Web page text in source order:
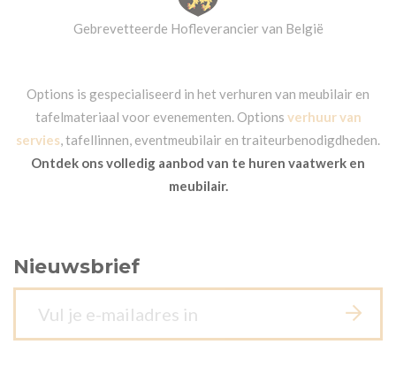
Gebrevetteerde Hofleverancier van België
Options is gespecialiseerd in het verhuren van meubilair en
tafelmateriaal voor evenementen. Options verhuur van
servies, tafellinnen, eventmeubilair en traiteurbenodigdheden.
Ontdek ons volledig aanbod van te huren vaatwerk en
meubilair.
Nieuwsbrief